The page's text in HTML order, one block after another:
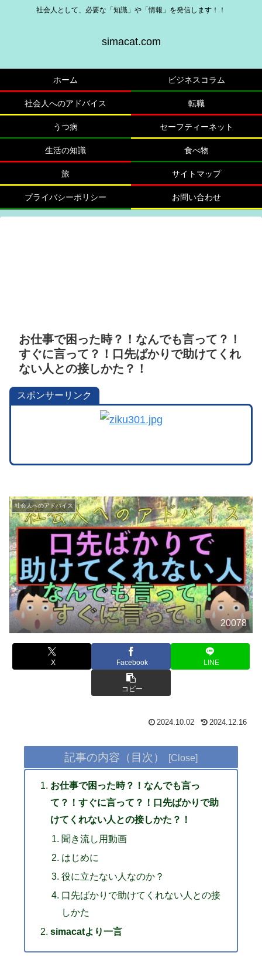
社会人として、必要な「知識」や「情報」を発信します！！
simacat.com
ホーム ビジネスコラム
社会人へのアドバイス 転職
うつ病 セーフティーネット
生活の知識 食べ物
旅 サイトマップ
プライバシーポリシー お問い合わせ
お仕事で困った時？！なんでも言って？！
すぐに言って？！口先ばかりで助けてくれ
ない人との接しかた？！
スポンサーリンク
社会人へのアドバイス
20078
X Facebook LINE
コピー
2024.10.02 2024.12.16
記事の内容（目次）
お仕事で困った時？！なんでも言っ
て？！すぐに言って？！口先ばかりで助
けてくれない人との接しかた？！
聞き流し用動画
はじめに
役に立たない人なのか？
口先ばかりで助けてくれない人との接
しかた
simacatより一言